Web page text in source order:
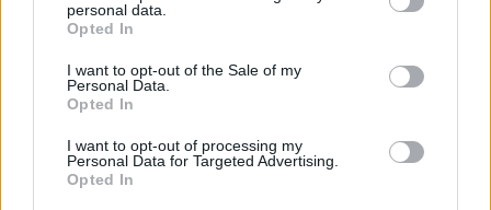
rechazar tal procesamiento. Sus preferencias se aplicarán
cualquier momento entrando de nuevo en este sitio web o
visitando nuestra política de privacidad.
personal data.
Opted In
I want to opt-out of the Sale of my
Personal Data.
Opted In
I want to opt-out of processing my
Personal Data for Targeted Advertising.
Opted In